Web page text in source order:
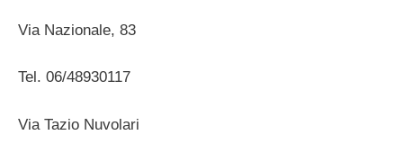
Via Nazionale, 83
Tel. 06/48930117
Via Tazio Nuvolari